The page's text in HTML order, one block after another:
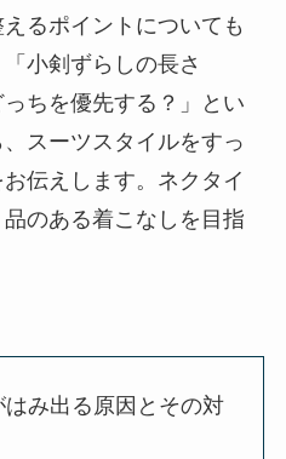
るポイントについても
小剣ずらしの長さ
ちを優先する？」とい
スーツスタイルをすっ
伝えします。ネクタイ
のある着こなしを目指
み出る原因とその対